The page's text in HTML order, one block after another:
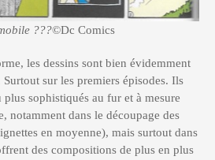
???©Dc Comics
les dessins sont bien évidemment
sur les premiers épisodes. Ils
sophistiqués au fur et à mesure
notamment dans le découpage des
en moyenne), mais surtout dans
des compositions de plus en plus